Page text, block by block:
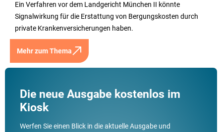
Ein Verfahren vor dem Landgericht München II könnte
Signalwirkung für die Erstattung von Bergungskosten durch
private Krankenversicherungen haben.
Mehr zum Thema
Die neue Ausgabe kostenlos im
Kiosk
Werfen Sie einen Blick in die aktuelle Ausgabe und